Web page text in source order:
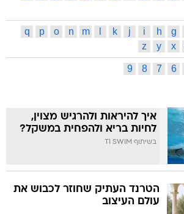
g
h
i
j
k
m
n
o
p
q
x
y
z
6
7
8
9
איך להיראות ולהרגיש מצוין,
לחיות בריא ולהפחית במשקל?
בשיתוף TI SWIM
הטרנד העתיק שחוזר לכבוש את
עולם העיצוב